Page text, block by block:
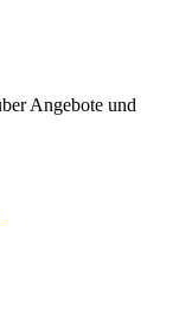
Angebote und